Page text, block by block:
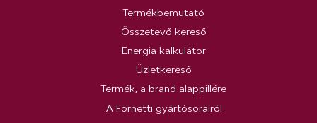
Termékbemutató
Összetevő kereső
Energia kalkulátor
Üzletkereső
Termék, a brand alappillére
A Fornetti gyártósorairól